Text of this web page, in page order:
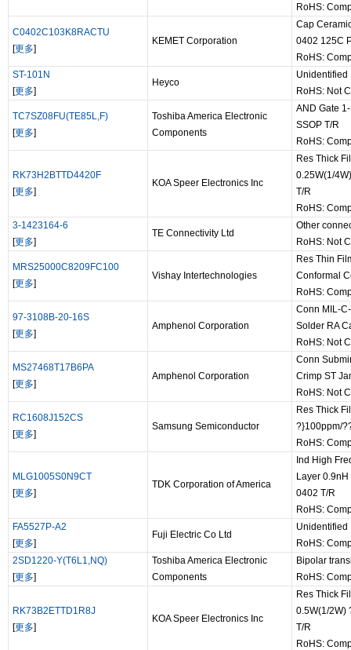
RoHS:
C0402C103K8RACTU
[更多]
KEMET Corporation
Cap
0402 125C
RoHS:
ST-101N
[更多]
Heyco
Unidentified
RoHS: Not
TC7SZ08FU(TE85L,F)
[更多]
Toshiba America Electronic
Components
AND Gate
SSOP T/R
RoHS:
RK73H2BTTD4420F
[更多]
KOA Speer Electronics Inc
Res Thick
0.25W(1/
T/R
RoHS:
3-1423164-6
[更多]
TE Connectivity Ltd
Other
RoHS: Not
MRS25000C8209FC100
[更多]
Vishay Intertechnologies
Res Thin
Conformal
RoHS:
97-3108B-20-16S
[更多]
Amphenol Corporation
Conn MIL-
Solder RA
RoHS: Not
MS27468T17B6PA
[更多]
Amphenol Corporation
Conn
Crimp ST
RoHS: Not
RC1608J152CS
[更多]
Samsung Semiconductor
Res Thick
?}100ppm/
RoHS:
MLG1005S0N9CT
[更多]
TDK Corporation of America
Ind High
Layer
0402 T/R
RoHS:
FA5527P-A2
[更多]
Fuji Electric Co Ltd
Unidentified
RoHS:
2SD1220-Y(T6L1,NQ)
[更多]
Toshiba America Electronic
Components
Bipolar
RoHS:
RK73B2ETTD1R8J
[更多]
KOA Speer Electronics Inc
Res Thick
0.5W(1/2W)
T/R
RoHS: